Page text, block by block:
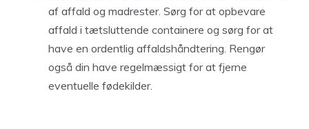
af affald og madrester. Sørg for at opbevare
affald i tætsluttende containere og sørg for at
have en ordentlig affaldshåndtering. Rengør
også din have regelmæssigt for at fjerne
eventuelle fødekilder.